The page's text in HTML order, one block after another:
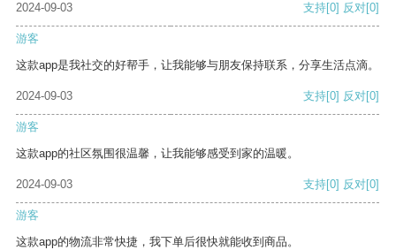
2024-09-03 支持[0] 反对[0]
游客
这款app是我社交的好帮手，让我能够与朋友保持联系，分享生活点滴。
2024-09-03 支持[0] 反对[0]
游客
这款app的社区氛围很温馨，让我能够感受到家的温暖。
2024-09-03 支持[0] 反对[0]
游客
这款app的物流非常快捷，我下单后很快就能收到商品。